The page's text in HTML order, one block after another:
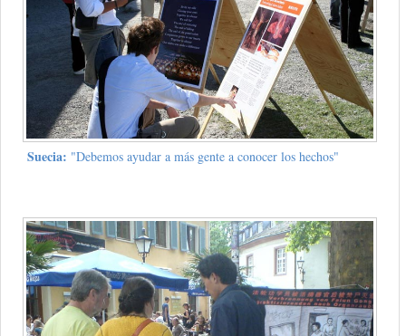
Suecia: "Debemos ayudar a más gente a conocer los hechos"